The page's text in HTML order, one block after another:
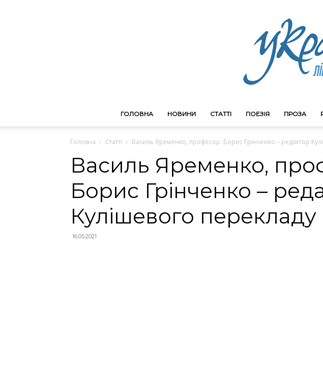
ГОЛОВНА НОВИНИ СТАТТІ ПОЕЗІЯ ПРОЗА
Головна Статті Василь Яременко, професор. Борис Грінченко – редактор
Василь Яременко,
Борис Грінченко –
Кулішевого перекладу
16.05.2021